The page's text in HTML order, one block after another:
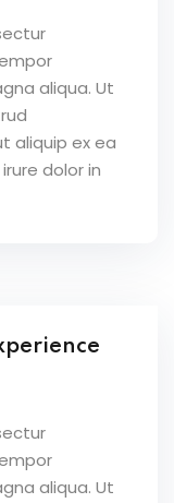
aliqua. Ut
aliquip ex ea
dolor in
aliqua. Ut